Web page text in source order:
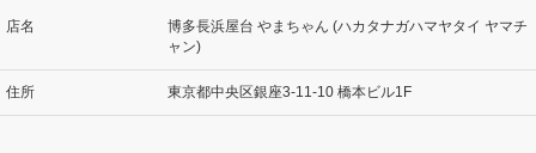
店名
博多長浜屋台 やまちゃん (ハカタナガハマヤタイ ヤマチ
ャン)
住所 東京都中央区銀座3-11-10 橋本ビル1F